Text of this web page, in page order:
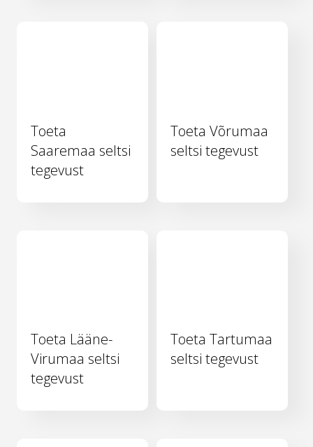
Toeta
Saaremaa seltsi
tegevust
Toeta Võrumaa
seltsi tegevust
Toeta Lääne-
Virumaa seltsi
tegevust
Toeta Tartumaa
seltsi tegevust